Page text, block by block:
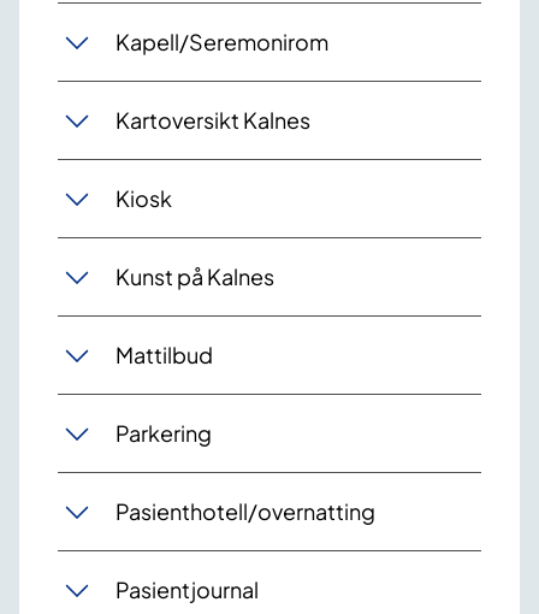
Kapell/Seremonirom
Kartoversikt Kalnes
Kiosk
Kunst på Kalnes
Mattilbud
Parkering
Pasienthotell/overnatting
Pasientjournal